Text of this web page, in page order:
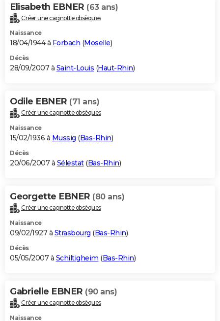
Elisabeth EBNER (63 ans)
Créer une cagnotte obsèques
Naissance
18/04/1944 à Forbach (Moselle)
Décès
28/09/2007 à Saint-Louis (Haut-Rhin)
Odile EBNER (71 ans)
Créer une cagnotte obsèques
Naissance
15/02/1936 à Mussig (Bas-Rhin)
Décès
20/06/2007 à Sélestat(Bas-Rhin)
Georgette EBNER (80 ans)
Créer une cagnotte obsèques
Naissance
09/02/1927 à Strasbourg (Bas-Rhin)
Décès
05/05/2007 à Schiltigheim (Bas-Rhin)
Gabrielle EBNER (90 ans)
Créer une cagnotte obsèques
Naissance